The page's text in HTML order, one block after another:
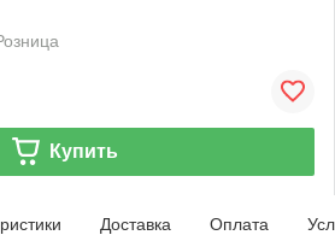
Купить
Доставка Оплата